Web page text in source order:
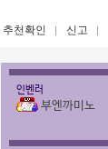
추천확인 신고
인벤러
부엔까미노